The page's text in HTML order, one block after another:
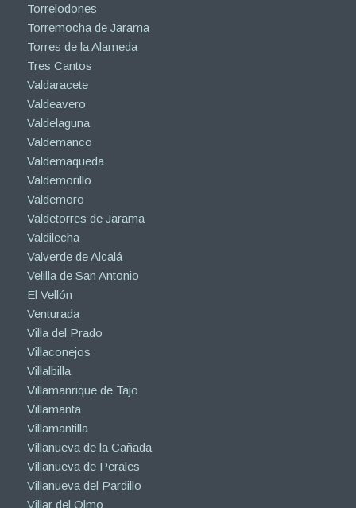
Torrelodones
Torremocha de Jarama
Torres de la Alameda
Tres Cantos
Valdaracete
Valdeavero
Valdelaguna
Valdemanco
Valdemaqueda
Valdemorillo
Valdemoro
Valdetorres de Jarama
Valdilecha
Valverde de Alcalá
Velilla de San Antonio
El Vellón
Venturada
Villa del Prado
Villaconejos
Villalbilla
Villamanrique de Tajo
Villamanta
Villamantilla
Villanueva de la Cañada
Villanueva de Perales
Villanueva del Pardillo
Villar del Olmo